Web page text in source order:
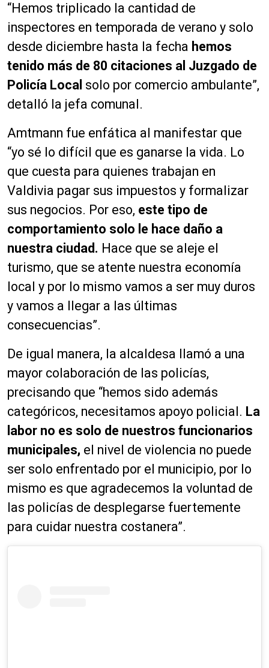
“Hemos triplicado la cantidad de
inspectores en temporada de verano y solo
desde diciembre hasta la fecha hemos
tenido más de 80 citaciones al Juzgado de
Policía Local solo por comercio ambulante”,
detalló la jefa comunal.
Amtmann fue enfática al manifestar que
“yo sé lo difícil que es ganarse la vida. Lo
que cuesta para quienes trabajan en
Valdivia pagar sus impuestos y formalizar
sus negocios. Por eso, este tipo de
comportamiento solo le hace daño a
nuestra ciudad. Hace que se aleje el
turismo, que se atente nuestra economía
local y por lo mismo vamos a ser muy duros
y vamos a llegar a las últimas
consecuencias”.
De igual manera, la alcaldesa llamó a una
mayor colaboración de las policías,
precisando que “hemos sido además
categóricos, necesitamos apoyo policial. La
labor no es solo de nuestros funcionarios
municipales, el nivel de violencia no puede
ser solo enfrentado por el municipio, por lo
mismo es que agradecemos la voluntad de
las policías de desplegarse fuertemente
para cuidar nuestra costanera”.